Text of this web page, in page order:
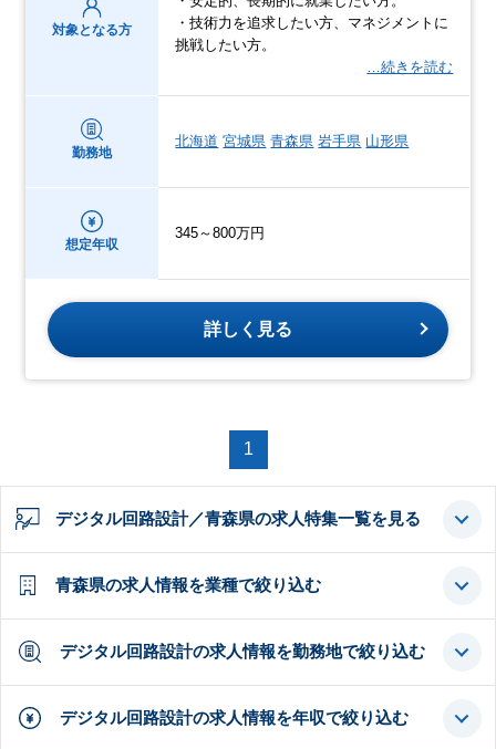
対象となる方
・技術力を追求したい方、マネジメントに
挑戦したい方。
…続きを読む
勤務地
北海道 宮城県 青森県 岩手県 山形県
想定年収
345～800万円
詳しく見る
1
デジタル回路設計／青森県の求人特集一覧を見る
青森県の求人情報を業種で絞り込む
デジタル回路設計の求人情報を勤務地で絞り込む
デジタル回路設計の求人情報を年収で絞り込む